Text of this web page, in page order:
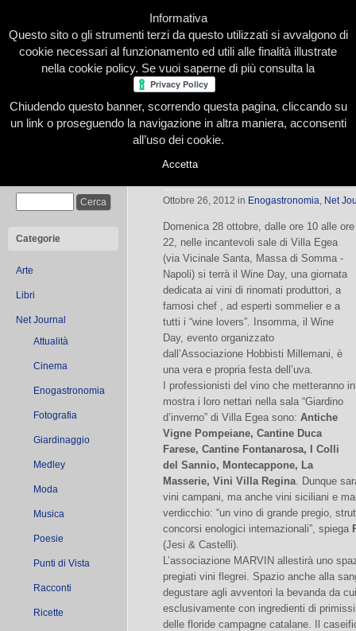
Home Presentazione Redazione Le nostre firme
Categorie
Arte
Libri
Net Journal
Attualità
Cinema
Enogastronomia
Fotografia
Giardinaggio
Medley
Moda
Musica
Poesie
Punti di Vista
Racconti
Ricette
Wine Day nel Giardino d’inverno
Ottobre 26, 2012 in Enogastronomia, Net
Domenica 28 ottobre, dalle ore 10 alle ore
22, nelle incantevoli sale di Villa Egea
(via Vicinale Santa, Massa di Somma -
Napoli) si terrà il Wine Day, una giornata
dedicata ai vini di rinomati produttori, a
famosi chef , ad esperti sommelier e a
tutti i “wine lovers”. Insomma, il Wine
Day, evento organizzato
dall’Associazione Hobbisti Millemani, è
una vera e propria festa dell’uva.
I professionisti del vino che metteranno in
mostra i loro nettari nella sala “Giardino
d’inverno” di Villa Egea sono: Antiche
Vigne Pompeiane, Cantine Duca
Farese, Cantine Fontanarosa, I Colli
del Sannio, Montecappone, La
Masserie, Vini Villa Regina. Dunque
vini campani, ma anche vini siciliani e
verdicchio: “un vino di grande pregio,
concorsi enologici internazionali”, spiega
(Jesi & Castelli).
L’associazione MARVIN allestirà uno
pregiati vini flegrei. Spazio anche alla
degustare agli avventori la bevanda da
esclusivamente con ingredienti di
delle floride campagne catalane. Il
Informativa
Questo sito o gli strumenti terzi da questo utilizzati si avvalgono di
cookie necessari al funzionamento ed utili alle finalità illustrate
nella cookie policy. Se vuoi saperne di più consulta la
Chiudendo questo banner, scorrendo questa pagina, cliccando su
un link o proseguendo la navigazione in altra maniera, acconsenti
all’uso dei cookie.
Accetta